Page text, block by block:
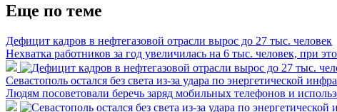
Еще по теме
Дефицит кадров в нефтегазовой отрасли вырос до 27 тыс. человек
Нехватка работников за год увеличилась на 6 тыс. человек, при
Севастополь остался без света из-за удара по энергетической
Людям посоветовали беречь заряд мобильных телефонов и